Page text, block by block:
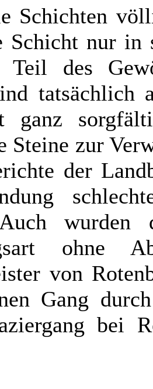
Schichten
Schicht nur in
des
tatsächlich
ganz
Steine zur
der
ohne
von
Gang
bei